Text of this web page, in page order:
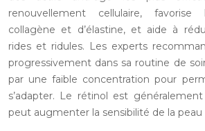
renouvellement cellulaire,
collagène et d’élastine, et aide à
rides et ridules. Les experts
progressivement dans sa routine de
par une faible concentration pour
s’adapter. Le rétinol est
peut augmenter la sensibilité de la peau